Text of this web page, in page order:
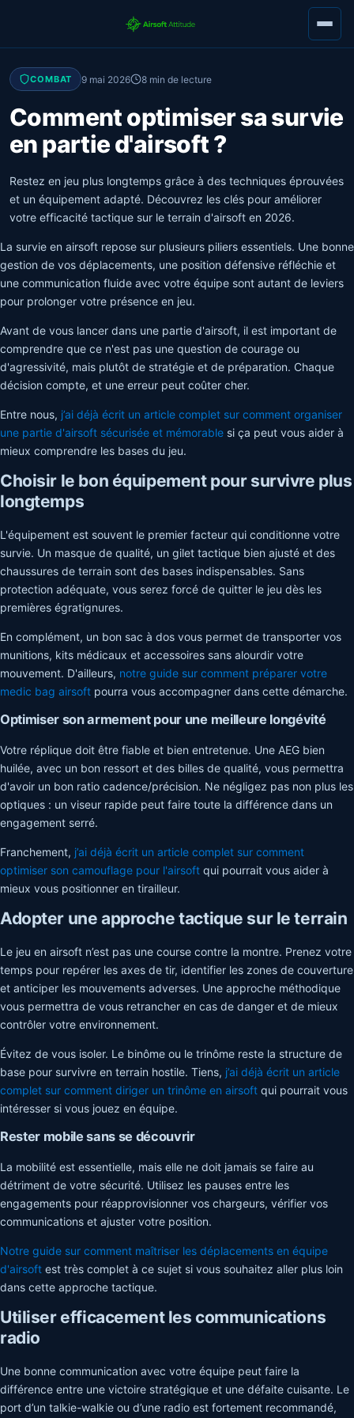
COMBAT 9 mai 2026 8 min de lecture
Comment optimiser sa survie
en partie d'airsoft ?
Restez en jeu plus longtemps grâce à des techniques éprouvées
et un équipement adapté. Découvrez les clés pour améliorer
votre efficacité tactique sur le terrain d'airsoft en 2026.
La survie en airsoft repose sur plusieurs piliers essentiels. Une bonne
gestion de vos déplacements, une position défensive réfléchie et
une communication fluide avec votre équipe sont autant de leviers
pour prolonger votre présence en jeu.
Avant de vous lancer dans une partie d'airsoft, il est important de
comprendre que ce n'est pas une question de courage ou
d'agressivité, mais plutôt de stratégie et de préparation. Chaque
décision compte, et une erreur peut coûter cher.
Entre nous, j’ai déjà écrit un article complet sur comment organiser
une partie d'airsoft sécurisée et mémorable si ça peut vous aider à
mieux comprendre les bases du jeu.
Choisir le bon équipement pour survivre plus
longtemps
L'équipement est souvent le premier facteur qui conditionne votre
survie. Un masque de qualité, un gilet tactique bien ajusté et des
chaussures de terrain sont des bases indispensables. Sans
protection adéquate, vous serez forcé de quitter le jeu dès les
premières égratignures.
En complément, un bon sac à dos vous permet de transporter vos
munitions, kits médicaux et accessoires sans alourdir votre
mouvement. D'ailleurs, notre guide sur comment préparer votre
medic bag airsoft pourra vous accompagner dans cette démarche.
Optimiser son armement pour une meilleure longévité
Votre réplique doit être fiable et bien entretenue. Une AEG bien
huilée, avec un bon ressort et des billes de qualité, vous permettra
d'avoir un bon ratio cadence/précision. Ne négligez pas non plus les
optiques : un viseur rapide peut faire toute la différence dans un
engagement serré.
Franchement, j’ai déjà écrit un article complet sur comment
optimiser son camouflage pour l'airsoft qui pourrait vous aider à
mieux vous positionner en tirailleur.
Adopter une approche tactique sur le terrain
Le jeu en airsoft n’est pas une course contre la montre. Prenez votre
temps pour repérer les axes de tir, identifier les zones de couverture
et anticiper les mouvements adverses. Une approche méthodique
vous permettra de vous retrancher en cas de danger et de mieux
contrôler votre environnement.
Évitez de vous isoler. Le binôme ou le trinôme reste la structure de
base pour survivre en terrain hostile. Tiens, j’ai déjà écrit un article
complet sur comment diriger un trinôme en airsoft qui pourrait vous
intéresser si vous jouez en équipe.
Rester mobile sans se découvrir
La mobilité est essentielle, mais elle ne doit jamais se faire au
détriment de votre sécurité. Utilisez les pauses entre les
engagements pour réapprovisionner vos chargeurs, vérifier vos
communications et ajuster votre position.
Notre guide sur comment maîtriser les déplacements en équipe
d'airsoft est très complet à ce sujet si vous souhaitez aller plus loin
dans cette approche tactique.
Utiliser efficacement les communications
radio
Une bonne communication avec votre équipe peut faire la
différence entre une victoire stratégique et une défaite cuisante. Le
port d’un talkie-walkie ou d’une radio est fortement recommandé,